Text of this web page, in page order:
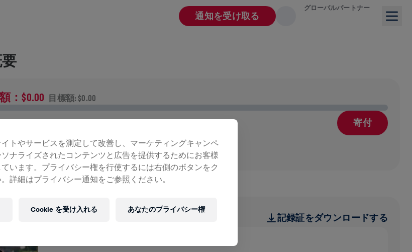
通知を受け取る
グローバルパートナー
：$0.00 目標額: $0.00
寄付
変えましょう！ 寄付金の全額が脊髄損傷の治療
れます。
記録証をダウンロードする
トやサービスを測定して改善し、マーケティングキャンペ
ナライズされたコンテンツと広告を提供するためにお客様
います。プライバシー権を行使するには右側のボタンをク
詳細はプライバシー通知をご参照ください。
あなたのプライバシー権
Cookie を受け入れる